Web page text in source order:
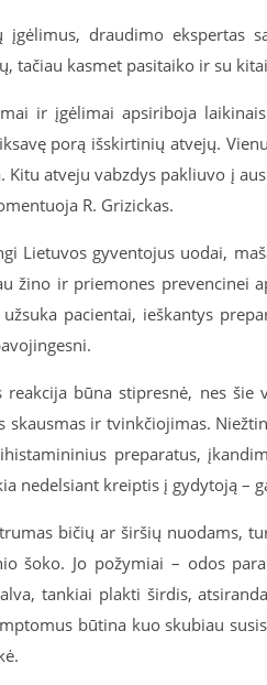
įgėlimus, draudimo ekspertas
tačiau kasmet pasitaiko ir su
ir įgėlimai apsiriboja
porą išskirtinių atvejų.
Kitu atveju vabzdys pakliuvo į
R. Grizickas.
Lietuvos gyventojus uodai,
žino ir priemones prevencinei
pacientai, ieškantys
būna stipresnė, nes
skausmas ir tvinkčiojimas.
preparatus,
nedelsiant kreiptis į gydytoją –
bičių ar širšių nuodams,
šoko. Jo požymiai – odos
tankiai plakti širdis,
būtina kuo skubiau